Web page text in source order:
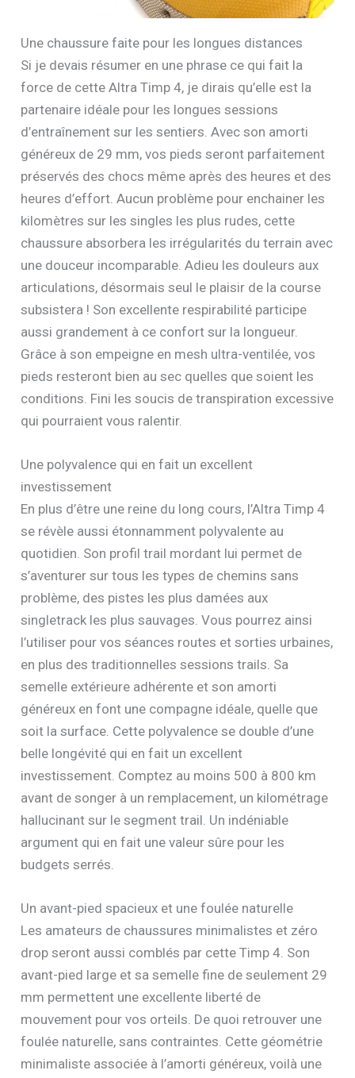
Une chaussure faite pour les longues distances
Si je devais résumer en une phrase ce qui fait la
force de cette Altra Timp 4, je dirais qu’elle est la
partenaire idéale pour les longues sessions
d’entraînement sur les sentiers. Avec son amorti
généreux de 29 mm, vos pieds seront parfaitement
préservés des chocs même après des heures et des
heures d’effort. Aucun problème pour enchainer les
kilomètres sur les singles les plus rudes, cette
chaussure absorbera les irrégularités du terrain avec
une douceur incomparable. Adieu les douleurs aux
articulations, désormais seul le plaisir de la course
subsistera ! Son excellente respirabilité participe
aussi grandement à ce confort sur la longueur.
Grâce à son empeigne en mesh ultra-ventilée, vos
pieds resteront bien au sec quelles que soient les
conditions. Fini les soucis de transpiration excessive
qui pourraient vous ralentir.
Une polyvalence qui en fait un excellent
investissement
En plus d’être une reine du long cours, l’Altra Timp 4
se révèle aussi étonnamment polyvalente au
quotidien. Son profil trail mordant lui permet de
s’aventurer sur tous les types de chemins sans
problème, des pistes les plus damées aux
singletrack les plus sauvages. Vous pourrez ainsi
l’utiliser pour vos séances routes et sorties urbaines,
en plus des traditionnelles sessions trails. Sa
semelle extérieure adhérente et son amorti
généreux en font une compagne idéale, quelle que
soit la surface. Cette polyvalence se double d’une
belle longévité qui en fait un excellent
investissement. Comptez au moins 500 à 800 km
avant de songer à un remplacement, un kilométrage
hallucinant sur le segment trail. Un indéniable
argument qui en fait une valeur sûre pour les
budgets serrés.
Un avant-pied spacieux et une foulée naturelle
Les amateurs de chaussures minimalistes et zéro
drop seront aussi comblés par cette Timp 4. Son
avant-pied large et sa semelle fine de seulement 29
mm permettent une excellente liberté de
mouvement pour vos orteils. De quoi retrouver une
foulée naturelle, sans contraintes. Cette géométrie
minimaliste associée à l’amorti généreux, voilà une